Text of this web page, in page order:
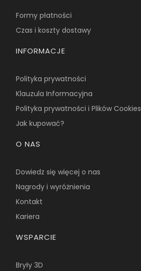
Formy płatności
Czas i koszty dostawy
INFORMACJE
Polityka prywatności
Klauzula Informacyjna
Polityka prywatności i Plików Cookies
Jak kupować?
O NAS
Dowiedz się więcej o nas
Nagrody i wyróżnienia
Kontakt
Kariera
WSPARCIE
Bryły 3D